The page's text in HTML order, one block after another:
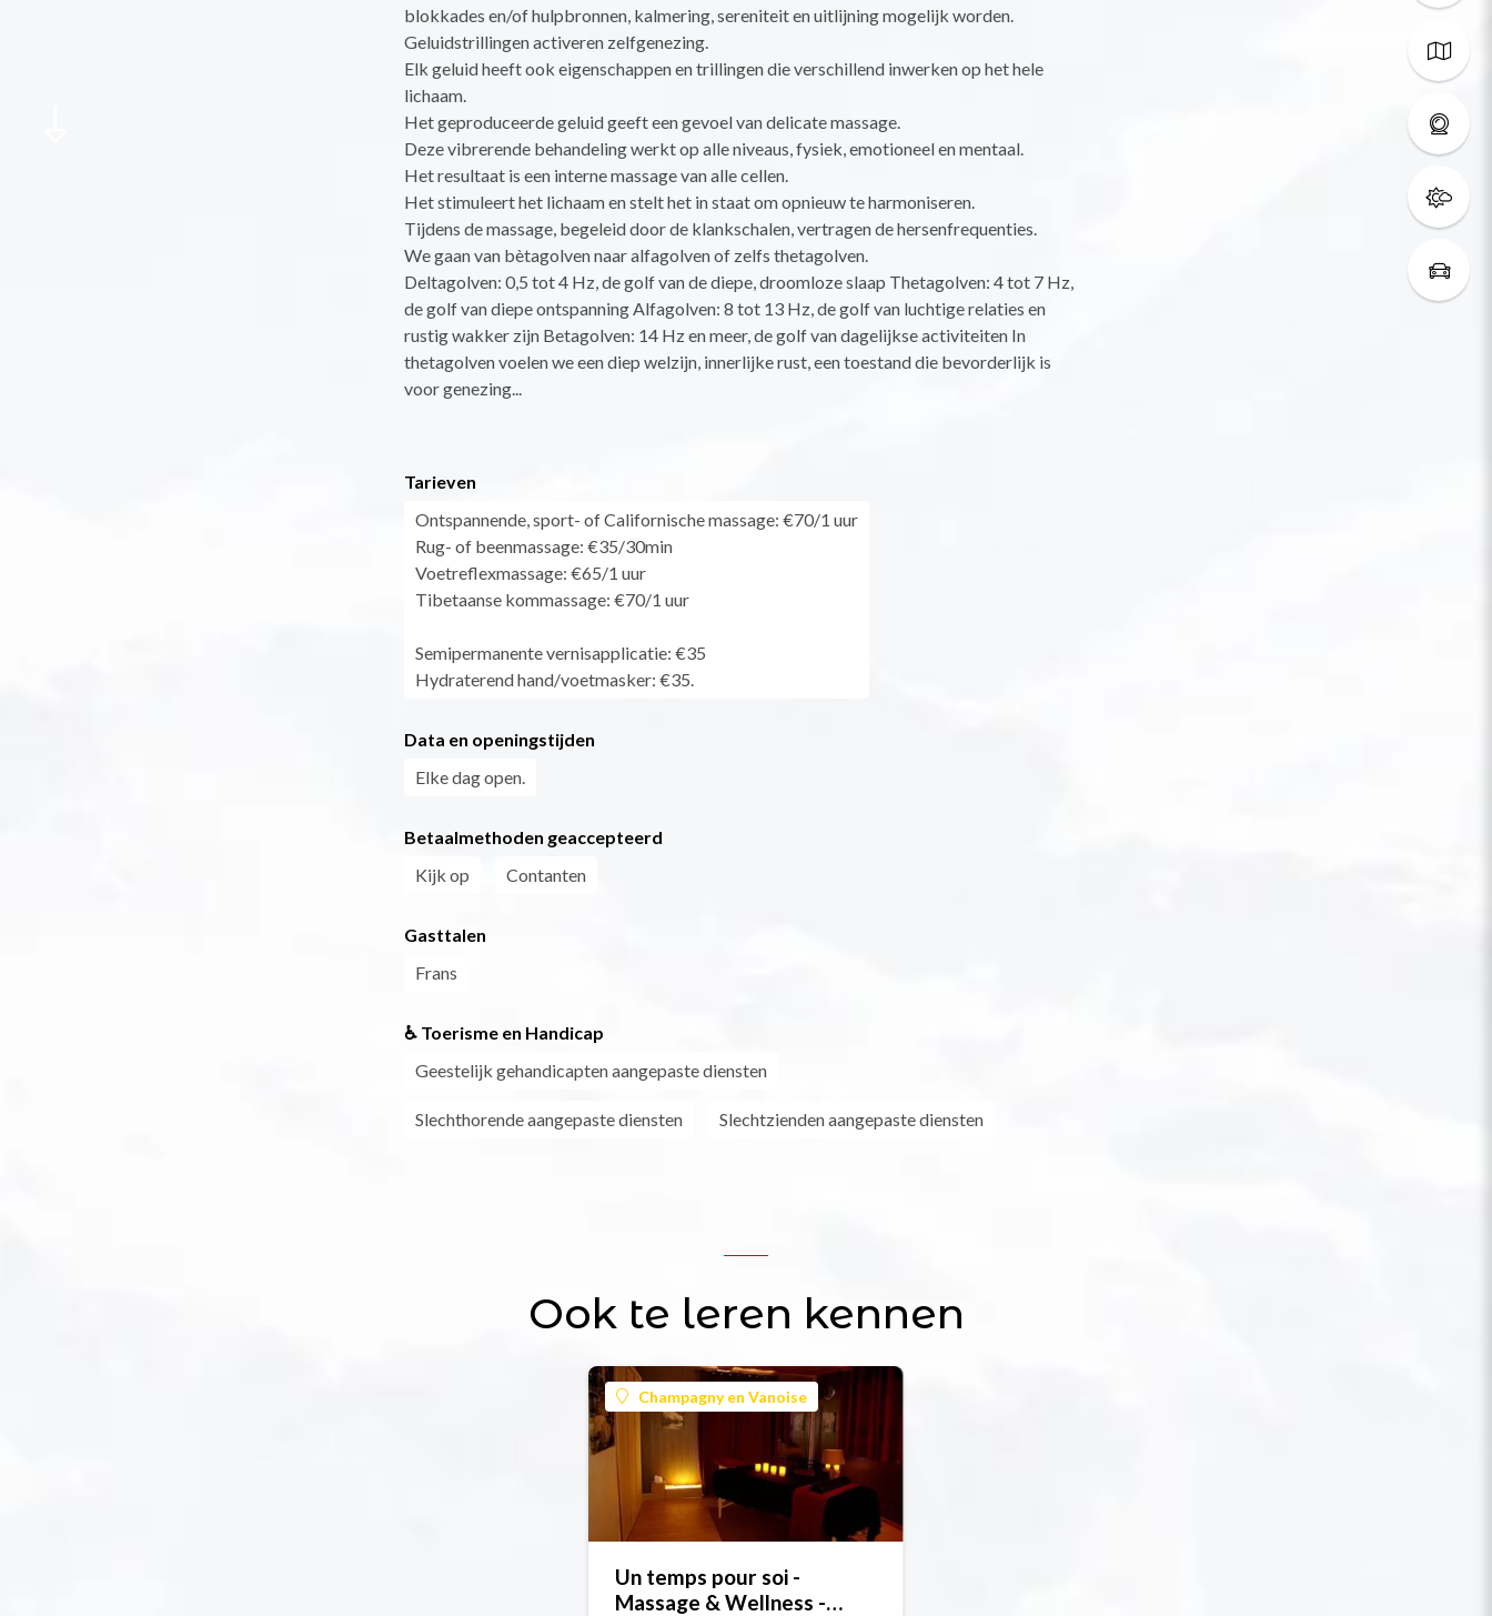
blokkades en/of hulpbronnen, kalmering, sereniteit en uitlijning mogelijk worden.
Geluidstrillingen activeren zelfgenezing.
Elk geluid heeft ook eigenschappen en trillingen die verschillend inwerken op het hele
lichaam.
Het geproduceerde geluid geeft een gevoel van delicate massage.
Deze vibrerende behandeling werkt op alle niveaus, fysiek, emotioneel en mentaal.
Het resultaat is een interne massage van alle cellen.
Het stimuleert het lichaam en stelt het in staat om opnieuw te harmoniseren.
Tijdens de massage, begeleid door de klankschalen, vertragen de hersenfrequenties.
We gaan van bètagolven naar alfagolven of zelfs thetagolven.
Deltagolven: 0,5 tot 4 Hz, de golf van de diepe, droomloze slaap Thetagolven: 4 tot 7 Hz,
de golf van diepe ontspanning Alfagolven: 8 tot 13 Hz, de golf van luchtige relaties en
rustig wakker zijn Betagolven: 14 Hz en meer, de golf van dagelijkse activiteiten In
thetagolven voelen we een diep welzijn, innerlijke rust, een toestand die bevorderlijk is
voor genezing...
Tarieven
Ontspannende, sport- of Californische massage: €70/1 uur
Rug- of beenmassage: €35/30min
Voetreflexmassage: €65/1 uur
Tibetaanse kommassage: €70/1 uur
Semipermanente vernisapplicatie: €35
Hydraterend hand/voetmasker: €35.
Data en openingstijden
Elke dag open.
Betaalmethoden geaccepteerd
Kijk op
Contanten
Gasttalen
Frans
♿ Toerisme en Handicap
Geestelijk gehandicapten aangepaste diensten
Slechthorende aangepaste diensten Slechtzienden aangepaste diensten
Ook te leren kennen
Champagny en Vanoise
Un temps pour soi -
Massage & Wellness -